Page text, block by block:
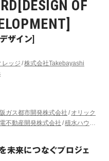
OF
ザイン]
レッジ 株式会社Takebayashi
ガス都市開発株式会社
オリック
不動産開発株式会社 積水ハウス
株式会社日建設計 株式会社三菱地
未来につなぐプロジェ